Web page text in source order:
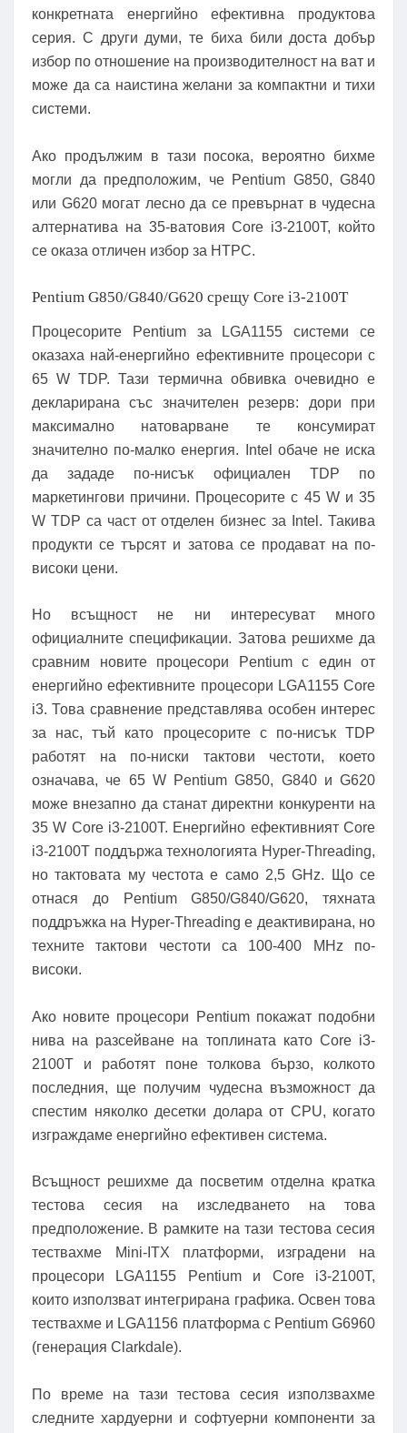
конкретната енергийно ефективна продуктова
серия. С други думи, те биха били доста добър
избор по отношение на производителност на ват и
може да са наистина желани за компактни и тихи
системи.
Ако продължим в тази посока, вероятно бихме
могли да предположим, че Pentium G850, G840
или G620 могат лесно да се превърнат в чудесна
алтернатива на 35-ватовия Core i3-2100T, който
се оказа отличен избор за HTPC.
Pentium G850/G840/G620 срещу Core i3-2100T
Процесорите Pentium за LGA1155 системи се
оказаха най-енергийно ефективните процесори с
65 W TDP. Тази термична обвивка очевидно е
декларирана със значителен резерв: дори при
максимално натоварване те консумират
значително по-малко енергия. Intel обаче не иска
да зададе по-нисък официален TDP по
маркетингови причини. Процесорите с 45 W и 35
W TDP са част от отделен бизнес за Intel. Такива
продукти се търсят и затова се продават на по-
високи цени.
Но всъщност не ни интересуват много
официалните спецификации. Затова решихме да
сравним новите процесори Pentium с един от
енергийно ефективните процесори LGA1155 Core
i3. Това сравнение представлява особен интерес
за нас, тъй като процесорите с по-нисък TDP
работят на по-ниски тактови честоти, което
означава, че 65 W Pentium G850, G840 и G620
може внезапно да станат директни конкуренти на
35 W Core i3-2100T. Енергийно ефективният Core
i3-2100T поддържа технологията Hyper-Threading,
но тактовата му честота е само 2,5 GHz. Що се
отнася до Pentium G850/G840/G620, тяхната
поддръжка на Hyper-Threading е деактивирана, но
техните тактови честоти са 100-400 MHz по-
високи.
Ако новите процесори Pentium покажат подобни
нива на разсейване на топлината като Core i3-
2100T и работят поне толкова бързо, колкото
последния, ще получим чудесна възможност да
спестим няколко десетки долара от CPU, когато
изграждаме енергийно ефективен система.
Всъщност решихме да посветим отделна кратка
тестова сесия на изследването на това
предположение. В рамките на тази тестова сесия
тествахме Mini-ITX платформи, изградени на
процесори LGA1155 Pentium и Core i3-2100T,
които използват интегрирана графика. Освен това
тествахме и LGA1156 платформа с Pentium G6960
(генерация Clarkdale).
По време на тази тестова сесия използвахме
следните хардуерни и софтуерни компоненти за